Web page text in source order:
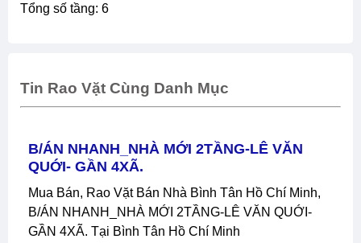
tổng số tầng: 6
Tin Rao Vặt Cùng Danh Mục
B/ÁN NHANH_NHÀ MỚI 2TẦNG-LÊ VĂN
QUỚI- GẦN 4XÃ.
Mua Bán, Rao Vặt Bán Nhà Bình Tân Hồ Chí Minh,
B/ÁN NHANH_NHÀ MỚI 2TẦNG-LÊ VĂN QUỚI-
GẦN 4XÃ. Tại Bình Tân Hồ Chí Minh